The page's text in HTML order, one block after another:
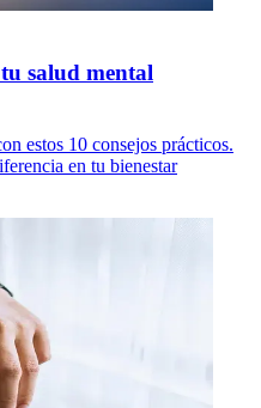
salud mental
estos 10 consejos prácticos.
en tu bienestar